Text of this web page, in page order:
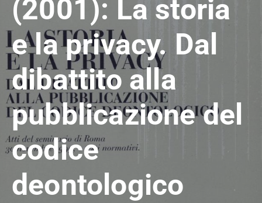
PUBBLICAZIONI
CONTATTI
(2001): La storia
e la privacy. Dal
dibattito alla
pubblicazione del
codice
deontologico